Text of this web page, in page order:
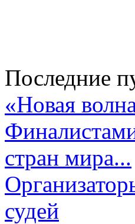
Последние
«Новая
стран мира...
судей